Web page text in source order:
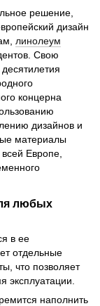
решение,
дизайн
линолеум
Свою
концерна
дизайнов и
материалы
Европе,
любых
в ее
отдельные
что позволяет
эксплуатации.
наполнить